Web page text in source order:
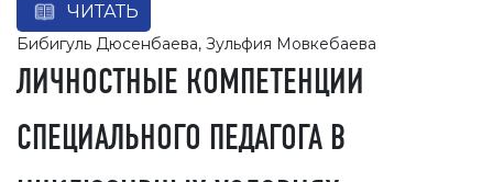
ЧИТАТЬ
Бибигуль Дюсенбаева, Зульфия Мовкебаева
ЛИЧНОСТНЫЕ КОМПЕТЕНЦИИ
СПЕЦИАЛЬНОГО ПЕДАГОГА В